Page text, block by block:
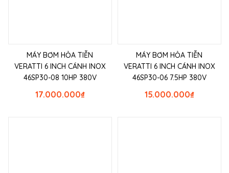
MÁY BƠM HỎA TIỄN
VERATTI 6 INCH CÁNH INOX
46SP30-08 10HP 380V
₫
17.000.000
MÁY BƠM HỎA TIỄN
VERATTI 6 INCH CÁNH INOX
46SP30-06 7.5HP 380V
₫
15.000.000